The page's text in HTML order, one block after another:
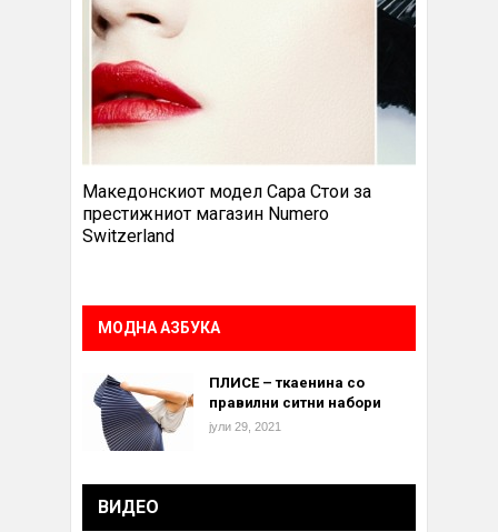
Македонскиот модел Сара Стои за
престижниот магазин Numero
Switzerland
МОДНА АЗБУКА
ПЛИСЕ – ткаенина со
правилни ситни набори
јули 29, 2021
ВИДЕО